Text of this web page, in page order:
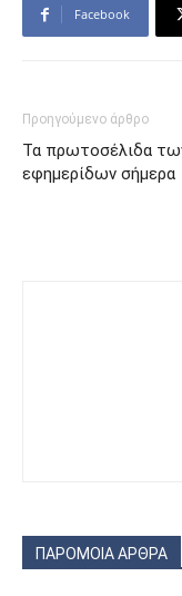
Facebook
Προηγούμενο άρθρο
Τα πρωτοσέλιδα
εφημερίδων σήμερα
ΠΑΡΟΜΟΙΑ ΑΡΘΡΑ